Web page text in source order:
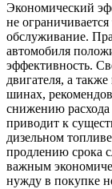
Экономический
не
обслуживание.
автомобиля
эффективность.
двигателя, а
шинах,
снижению расхода
приводит к
дизельном
продлению срока
важным
нужду в покупке